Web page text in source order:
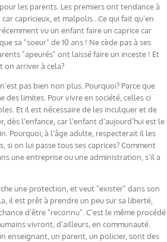
les parents. Les premiers ont tendance à
capricieux, et malpolis…Ce qui fait qu’en
vu un enfant faire un caprice car
sa "soeur" de 10 ans ! Ne cède pas à ses
"apeurés" ont laissé faire un inceste ! Et
on arriver à cela?
pas bien non plus. Pourquoi? Parce que
des limites. Pour vivre en société, celles ci
Et il est nécessaire de les inculquer et de
dès l’enfance, car l’enfant d’aujourd’hui est le
Pourquoi, à l’âge adulte, respecterait il les
si on lui passe tous ses caprices? Comment
une entreprise ou une administration, s’il a
une protection, et veut "exister" dans son
il est prêt à prendre un peu sur sa liberté,
d’être "reconnu". C’est le même procédé
vivront, d’ailleurs, en communauté.
enseignant, un parent, un policier, sont des